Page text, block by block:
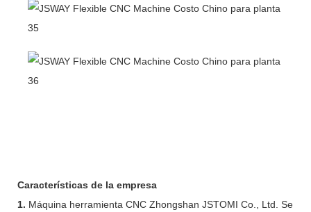
Características de la empresa
1. Máquina herramienta CNC Zhongshan JSTOMI Co., Ltd. Se